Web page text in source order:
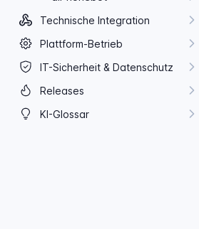
Technische Integration
Plattform-​Betrieb
IT-​Sicherheit & Datenschutz
Releases
KI-​Glossar